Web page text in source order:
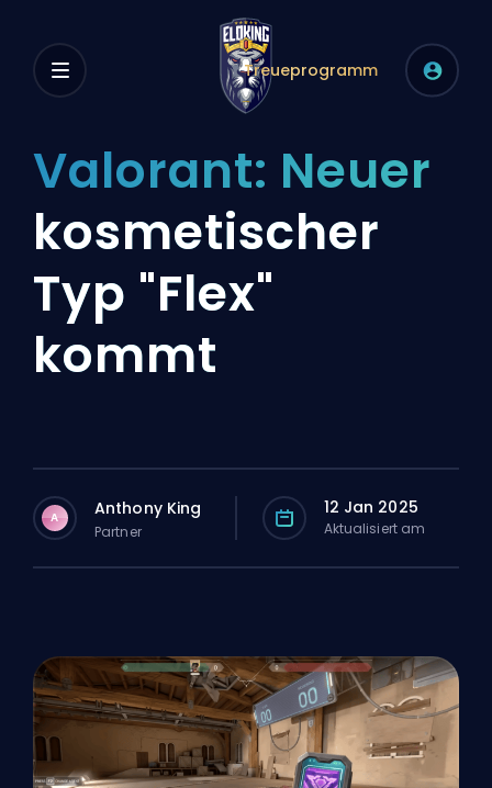
Treueprogramm
Valorant: Neuer
kosmetischer
Typ "Flex"
kommt
A Anthony King
Partner
12 Jan 2025
Aktualisiert am